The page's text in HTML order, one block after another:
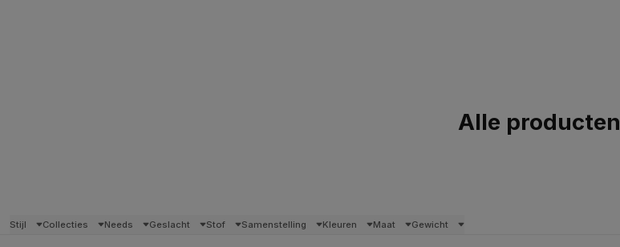
Alle producten
Stijl Collecties Needs Geslacht Stof Samenstelling Kleuren Maat Gewicht